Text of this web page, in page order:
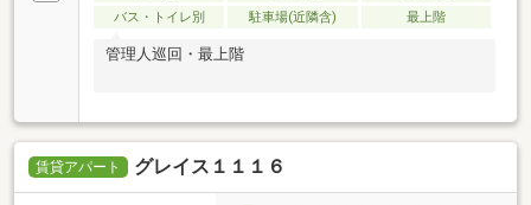
バス・トイレ別
駐車場(近隣含) 最上階
管理人巡回・最上階
賃貸アパート グレイス１１１６